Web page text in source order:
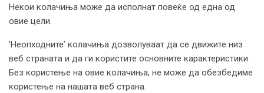
Некои колачиња може да исполнат повеќе од една од
овие цели.
'Неопходните’ колачиња дозволуваат да се движите низ
веб страната и да ги користите основните карактеристики.
Без користење на овие колачиња, не може да обезбедиме
користење на нашата веб страна.